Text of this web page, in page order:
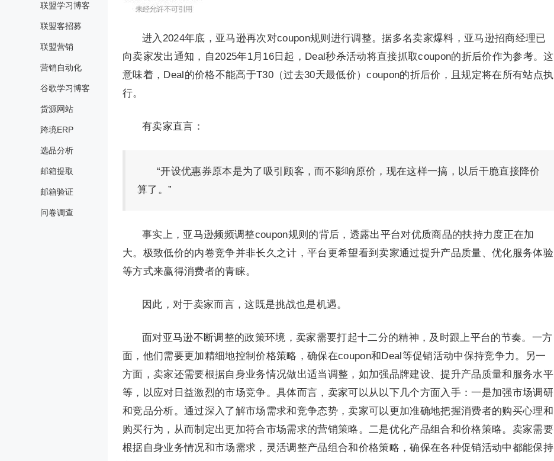
联盟学习博客
联盟客招募
联盟营销
营销自动化
谷歌学习博客
货源网站
跨境ERP
选品分析
邮箱提取
邮箱验证
问卷调查
进入2024年底，亚马逊再次对coupon规则进行调整。据多名卖家爆料，亚马逊招商经理已
向卖家发出通知，自2025年1月16日起，Deal秒杀活动将直接抓取coupon的折后价作为参考。这
意味着，Deal的价格不能高于T30（过去30天最低价）coupon的折后价，且规定将在所有站点执
行。
有卖家直言：
“开设优惠券原本是为了吸引顾客，而不影响原价，现在这样一搞，以后干脆直接降价
算了。”
事实上，亚马逊频频调整coupon规则的背后，透露出平台对优质商品的扶持力度正在加
大。极致低价的内卷竞争并非长久之计，平台更希望看到卖家通过提升产品质量、优化服务体验
等方式来赢得消费者的青睐。
因此，对于卖家而言，这既是挑战也是机遇。
面对亚马逊不断调整的政策环境，卖家需要打起十二分的精神，及时跟上平台的节奏。一方
面，他们需要更加精细地控制价格策略，确保在coupon和Deal等促销活动中保持竞争力。另一
方面，卖家还需要根据自身业务情况做出适当调整，如加强品牌建设、提升产品质量和服务水平
等，以应对日益激烈的市场竞争。具体而言，卖家可以从以下几个方面入手：一是加强市场调研
和竞品分析。通过深入了解市场需求和竞争态势，卖家可以更加准确地把握消费者的购买心理和
购买行为，从而制定出更加符合市场需求的营销策略。二是优化产品组合和价格策略。卖家需要
根据自身业务情况和市场需求，灵活调整产品组合和价格策略，确保在各种促销活动中都能保持